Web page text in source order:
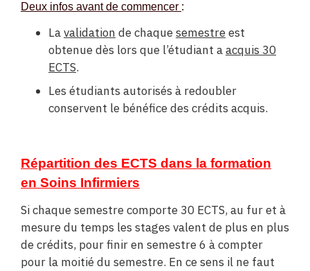
Deux infos avant de commencer :
Lavalidation de chaquesemestreest
obtenue dès lors que l’étudiant aacquis 30
ECTS.
Les étudiants autorisés à redoubler
conservent le bénéfice des crédits acquis.
Répartition des ECTS dans la formation
en Soins Infirmiers
Si chaque semestre comporte 30 ECTS, au fur et à
mesure du temps les stages valent de plus en plus
de crédits, pour finir en semestre 6 à compter
pour la moitié du semestre. En ce sens il ne faut